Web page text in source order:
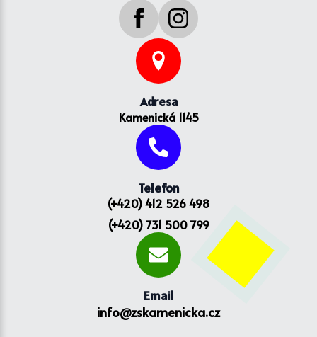
Adresa
Kamenická 1145
Telefon
(+420) 412 526 498
(+420) 731 500 799
Email
info@zskamenicka.cz